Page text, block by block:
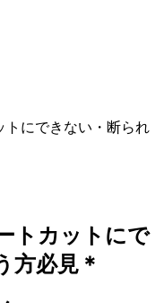
トにできない・断られ
トカットにで
方必見＊